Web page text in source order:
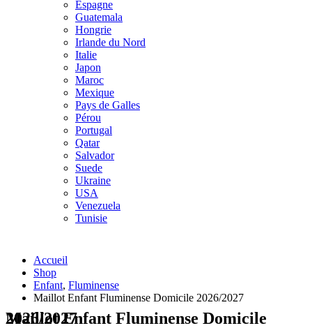
Espagne
Guatemala
Hongrie
Irlande du Nord
Italie
Japon
Maroc
Mexique
Pays de Galles
Pérou
Portugal
Qatar
Salvador
Suede
Ukraine
USA
Venezuela
Tunisie
Accueil
Shop
Enfant, Fluminense
Maillot Enfant Fluminense Domicile 2026/2027
Maillot Enfant Fluminense Domicile 2026/2027